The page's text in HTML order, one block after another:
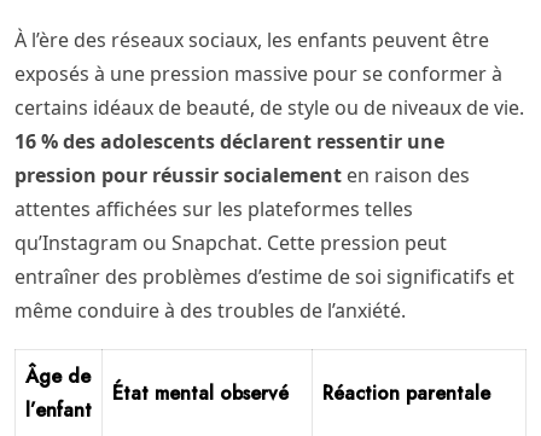
À l’ère des réseaux sociaux, les enfants peuvent être
exposés à une pression massive pour se conformer à
certains idéaux de beauté, de style ou de niveaux de vie.
16 % des adolescents déclarent ressentir une
pression pour réussir socialement en raison des
attentes affichées sur les plateformes telles
qu’Instagram ou Snapchat. Cette pression peut
entraîner des problèmes d’estime de soi significatifs et
même conduire à des troubles de l’anxiété.
Âge de
l’enfant
État mental observé Réaction parentale